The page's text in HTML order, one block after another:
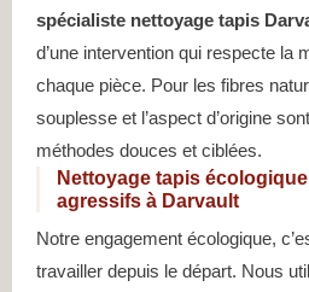
spécialiste nettoyage tapis
d’une intervention qui respecte la
chaque pièce. Pour les fibres
souplesse et l’aspect d’origine
méthodes douces et ciblées.
Nettoyage tapis
agressifs à Darvault
Notre engagement écologique,
travailler depuis le départ. Nous